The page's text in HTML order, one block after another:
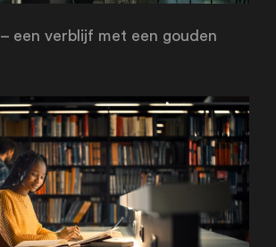
– een verblijf met een gouden